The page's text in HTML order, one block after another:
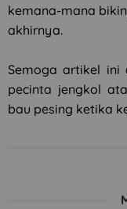
kemana-mana
akhirnya.
Semoga artikel
pecinta jengkol
bau pesing ketika